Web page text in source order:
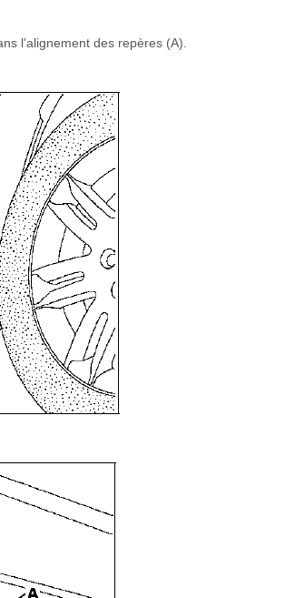
l'alignement des repères (A).